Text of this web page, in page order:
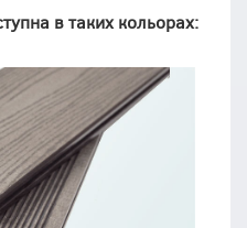
в таких кольорах: